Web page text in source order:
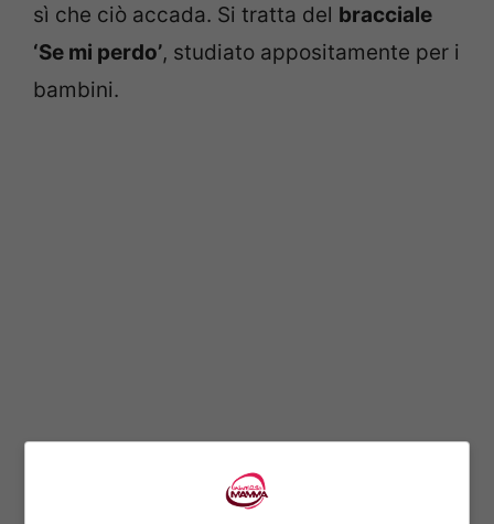
sì che ciò accada. Si tratta del bracciale
‘Se mi perdo’, studiato appositamente per i
bambini.
Questo bracciale si attacca al polso dei
bambini, è creato con un materiale